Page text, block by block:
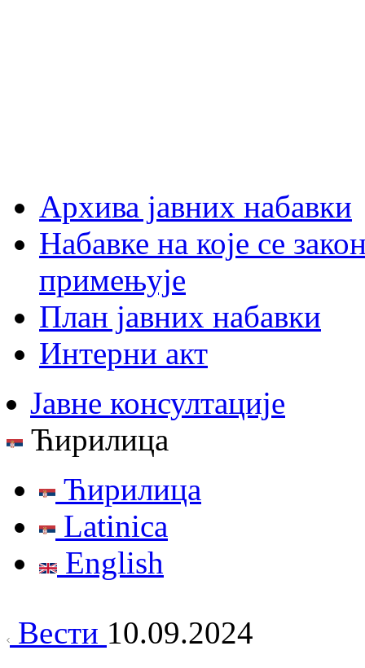
Архива јавних набавки
Набавке на које се
примењује
План јавних набавки
Интерни акт
Јавне консултације
Ћирилица
Ћирилица
Latinica
English
Вести 10.09.2024